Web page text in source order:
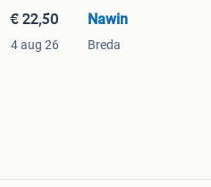
€ 22,50
4 aug 26
Nawin
Breda